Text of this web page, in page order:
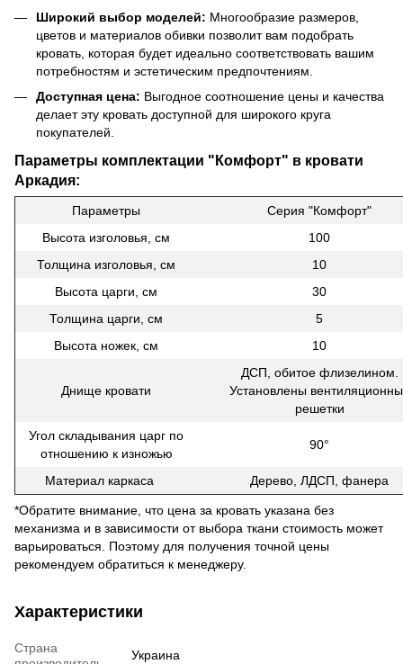
Широкий выбор моделей: Многообразие размеров,
цветов и материалов обивки позволит вам подобрать
кровать, которая будет идеально соответствовать вашим
потребностям и эстетическим предпочтениям.
Доступная цена: Выгодное соотношение цены и качества
делает эту кровать доступной для широкого круга
покупателей.
Параметры комплектации "Комфорт" в кровати
Аркадия:
Параметры
Серия "Комфорт"
Высота изголовья, см
100
Толщина изголовья, см
10
Высота царги, см
30
Толщина царги, см
5
Высота ножек, см
10
Днище кровати
ДСП, обитое флизелином.
Установлены
решетки
Угол складывания царг по
отношению к изножью
90°
Материал каркаса Дерево, ЛДСП, фанера
*Обратите внимание, что цена за кровать указана без
механизма и в зависимости от выбора ткани стоимость может
варьироваться. Поэтому для получения точной цены
рекомендуем обратиться к менеджеру.
Характеристики
Страна
Украина